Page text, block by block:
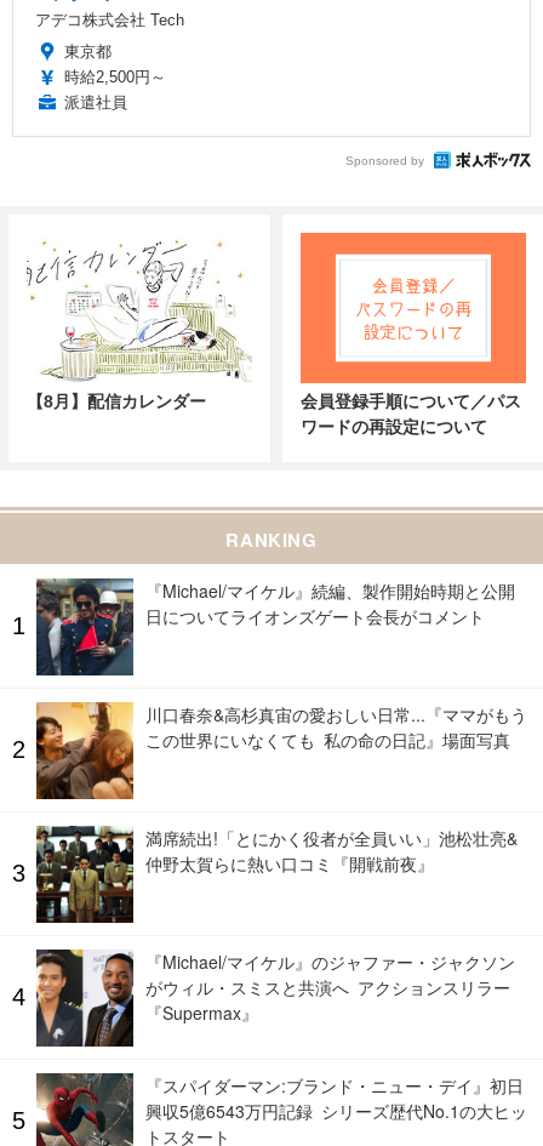
アデコ株式会社 Tech
東京都
時給2,500円～
派遣社員
Sponsored by
【8月】配信カレンダー
会員登録手順について／パス
ワードの再設定について
RANKING
『Michael/マイケル』続編、製作開始時期と公開
日についてライオンズゲート会長がコメント
川口春奈&高杉真宙の愛おしい日常...『ママがもう
この世界にいなくても 私の命の日記』場面写真
満席続出!「とにかく役者が全員いい」池松壮亮&
仲野太賀らに熱い口コミ『開戦前夜』
『Michael/マイケル』のジャファー・ジャクソン
がウィル・スミスと共演へ アクションスリラー
『Supermax』
『スパイダーマン:ブランド・ニュー・デイ』初日
興収5億6543万円記録 シリーズ歴代No.1の大ヒッ
トスタート